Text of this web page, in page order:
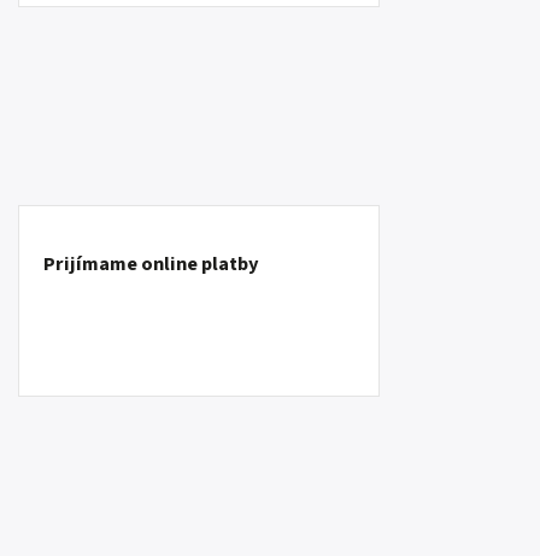
Prijímame online platby